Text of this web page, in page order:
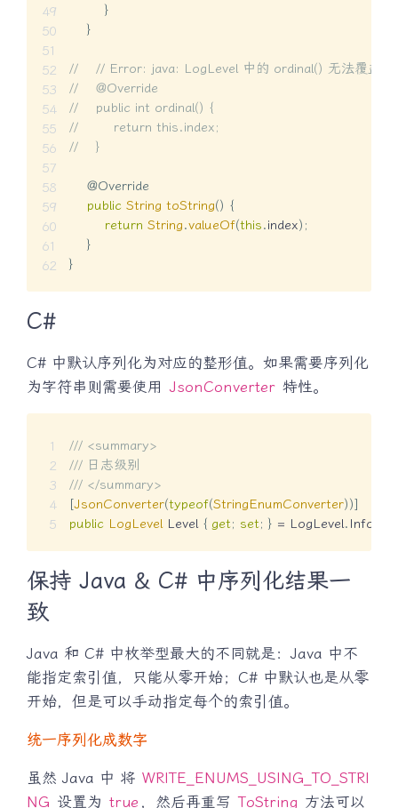
}
}
//    // Error: java: LogLevel 中的 ordinal() 无法覆盖
//    @Override
//    public int ordinal() {
//        return this.index;
//    }
@Override
public String toString() {
return String.valueOf(this.index) ;
}
}
C#
C# 中默认序列化为对应的整形值。如果需要序列化
为字符串则需要使用 JsonConverter 特性。
/// <summary>
/// 日志级别
/// </summary>
[JsonConverter(typeof(StringEnumConverter))]
public LogLevel Level { get; set; } = LogLevel. Info
保持 Java & C# 中序列化结果一
致
Java 和 C# 中枚举型最大的不同就是：Java 中不
能指定索引值，只能从零开始；C# 中默认也是从零
开始，但是可以手动指定每个的索引值。
统一序列化成数字
虽然 Java 中 将 WRITE_ENUMS_USING_TO_STRI
NG 设置为 true ，然后再重写 ToString 方法可以